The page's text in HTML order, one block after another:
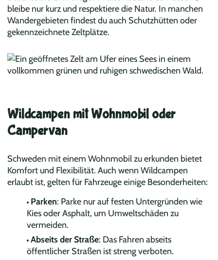
bleibe nur kurz und respektiere die Natur. In manchen
Wandergebieten findest du auch Schutzhütten oder
gekennzeichnete Zeltplätze.
Wildcampen mit Wohnmobil oder
Campervan
Schweden mit einem Wohnmobil zu erkunden bietet
Komfort und Flexibilität. Auch wenn Wildcampen
erlaubt ist, gelten für Fahrzeuge einige Besonderheiten:
Parken: Parke nur auf festen Untergründen wie
Kies oder Asphalt, um Umweltschäden zu
vermeiden.
Abseits der Straße: Das Fahren abseits
öffentlicher Straßen ist streng verboten.